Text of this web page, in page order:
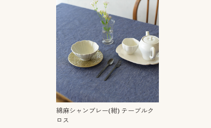
綿麻シャンブレー(紺) テーブルク
ロス